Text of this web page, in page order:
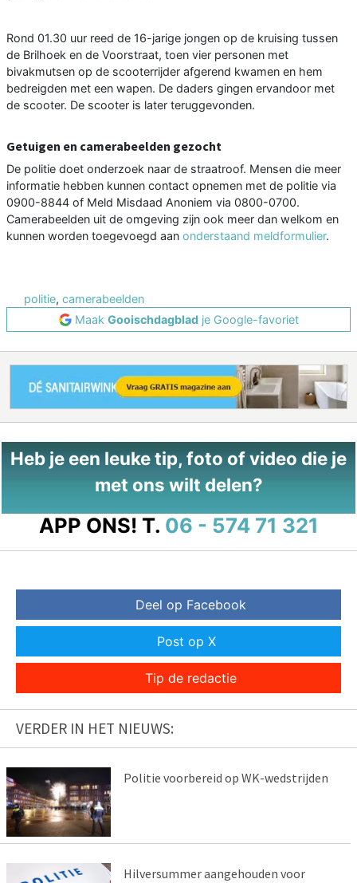
Rond 01.30 uur reed de 16-jarige jongen op de kruising tussen
de Brilhoek en de Voorstraat, toen vier personen met
bivakmutsen op de scooterrijder afgerend kwamen en hem
bedreigden met een wapen. De daders gingen ervandoor met
de scooter. De scooter is later teruggevonden.
Getuigen en camerabeelden gezocht
De politie doet onderzoek naar de straatroof. Mensen die meer
informatie hebben kunnen contact opnemen met de politie via
0900-8844 of Meld Misdaad Anoniem via 0800-0700.
Camerabeelden uit de omgeving zijn ook meer dan welkom en
kunnen worden toegevoegd aan onderstaand meldformulier.
politie, camerabeelden
Maak Gooischdagbladje Google-favoriet
Heb je een leuke tip, foto of video die je
met ons wilt delen?
APP ONS! T. 06 - 574 71 321
Deel op Facebook
Post op X
Tip de redactie
VERDER IN HET NIEUWS:
Politie voorbereid op WK-wedstrijden
Hilversummer aangehouden voor